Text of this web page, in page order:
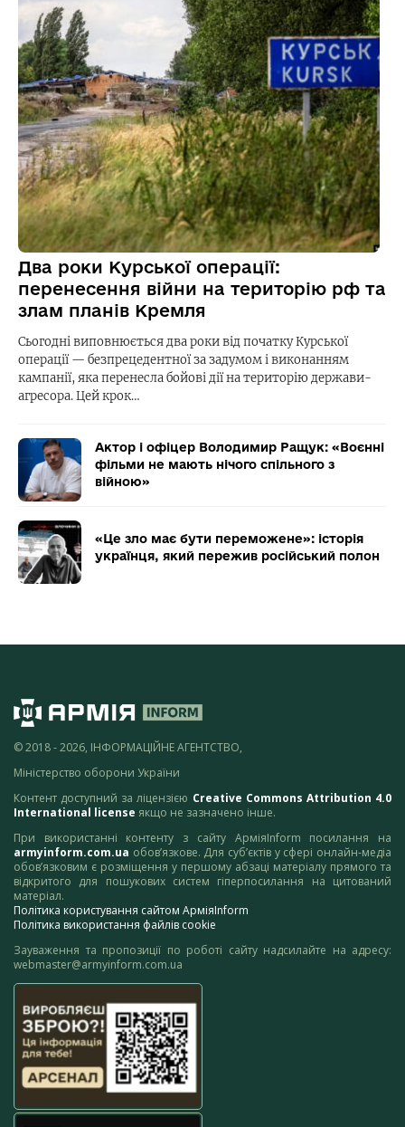
Два роки Курської операції:
перенесення війни на територію рф та
злам планів Кремля
Сьогодні виповнюється два роки від початку Курської
операції — безпрецедентної за задумом і виконанням
кампанії, яка перенесла бойові дії на територію держави-
агресора. Цей крок…
Актор і офіцер Володимир Ращук: «Воєнні
фільми не мають нічого спільного з
війною»
«Це зло має бути переможене»: історія
українця, який пережив російський полон
© 2018 - 2026, ІНФОРМАЦІЙНЕ АГЕНТСТВО,
Міністерство оборони України
Контент доступний за ліцензією Creative Commons Attribution 4.0
International license якщо не зазначено інше.
При використанні контенту з сайту АрміяInform посилання на
armyinform.com.ua обов’язкове. Для суб’єктів у сфері онлайн-медіа
обов’язковим є розміщення у першому абзаці матеріалу прямого та
відкритого для пошукових систем гіперпосилання на цитований
матеріал.
Політика користування сайтом АрміяInform
Політика використання файлів cookie
Зауваження та пропозиції по роботі сайту надсилайте на адресу:
webmaster@armyinform.com.ua